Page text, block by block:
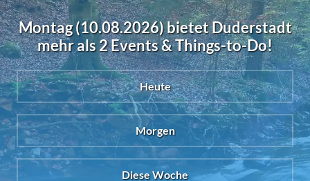
Montag (10.08.2026) bietet Duderstadt
mehr als 2 Events & Things-to-Do!
Heute
Morgen
Diese Woche